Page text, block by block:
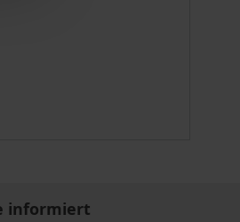
informiert